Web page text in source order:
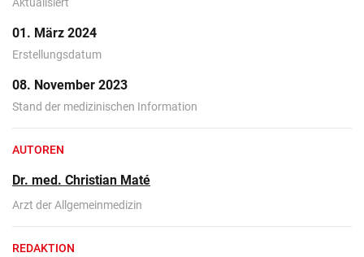
Aktualisiert
01. März 2024
Erstellungsdatum
08. November 2023
Stand der medizinischen Information
AUTOREN
Dr. med. Christian Maté
Arzt der Allgemeinmedizin
REDAKTION